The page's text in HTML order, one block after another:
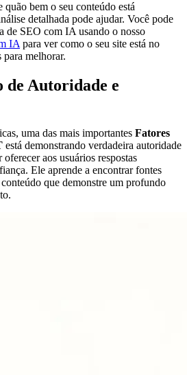
quão bem o seu conteúdo está
detalhada pode ajudar. Você pode
de SEO com IA usando o nosso
IA para ver como o seu site está no
para melhorar.
de Autoridade e
uma das mais importantes Fatores
está demonstrando verdadeira autoridade
aos usuários respostas
Ele aprende a encontrar fontes
que demonstre um profundo